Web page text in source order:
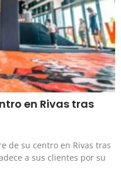
en Rivas tras
de su centro en Rivas tras
a sus clientes por su